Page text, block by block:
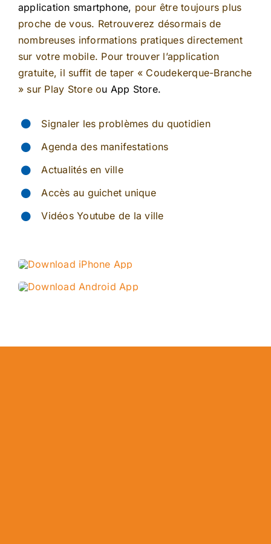
application smartphone, pour être toujours plus
proche de vous. Retrouverez désormais de
nombreuses informations pratiques directement
sur votre mobile. Pour trouver l’application
gratuite, il suffit de taper « Coudekerque-Branche
» sur Play Store ou App Store.
Signaler les problèmes du quotidien
Agenda des manifestations
Actualités en ville
Accès au guichet unique
Vidéos Youtube de la ville